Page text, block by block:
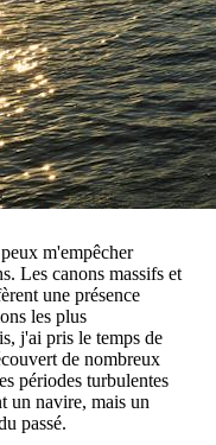
m'empêcher
Les canons massifs et
une présence
les plus
j'ai pris le temps de
de nombreux
périodes turbulentes
un navire, mais un
passé.